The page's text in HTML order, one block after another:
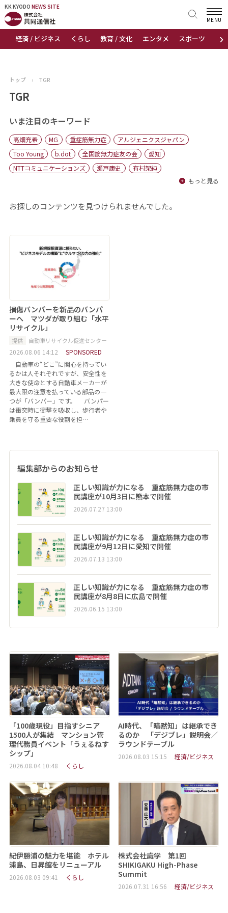
KK KYODO NEWS SITE
›
経済 / ビジネス くらし 教育 / 文化 エンタメ スポーツ 地域
MENU
KK KYODONEWS SITE
トップページ
ニュース
おすすめコンテンツ
出版物
会社概要
トップ › TGR
TGR
いま注目のキーワード
高畑充希 MG 重症筋無力症
アルジェニクスジャパン
Too Young
b.dot 全国筋無力症友の会
愛知
NTTコミュニケーションズ
瀬戸康史
有村架純
もっと見る
お探しのコンテンツを見つけられませんでした。
損傷バンパーを新品のバンパ
ーへ マツダが取り組む「水平
リサイクル」
提供 自動車リサイクル促進センター
2026.08.06 14:12
SPONSORED
自動車の“どこ”に関心を持ってい
るかは人それぞれですが、安全性を
大きな使命とする自動車メーカーが
最大限の注意を払っている部品の一
つが「バンパー」です。 バンパー
は衝突時に衝撃を吸収し、歩行者や
乗員を守る重要な役割を担…
編集部からのお知らせ
正しい知識が力になる 重症筋無力症の市
民講座が10月3日に熊本で開催
2026.07.27 13:00
正しい知識が力になる 重症筋無力症の市
民講座が9月12日に愛知で開催
2026.07.13 13:00
正しい知識が力になる 重症筋無力症の市
民講座が8月8日に広島で開催
2026.06.15 13:00
「100歳現役」目指すシニア
1500人が集結 マンション管
理代務員イベント「うぇるねす
シップ」
2026.08.04 10:48 くらし
AI時代、「暗黙知」は継承でき
るのか 「デジブレ」説明会／
ラウンドテーブル
2026.08.03 15:15 経済/ビジネス
紀伊勝浦の魅力を堪能 ホテル
浦島、日昇館をリニューアル
2026.08.03 09:41 くらし
株式会社識学 第1回
SHIKIGAKU High-Phase
Summit
2026.07.31 16:56 経済/ビジネス